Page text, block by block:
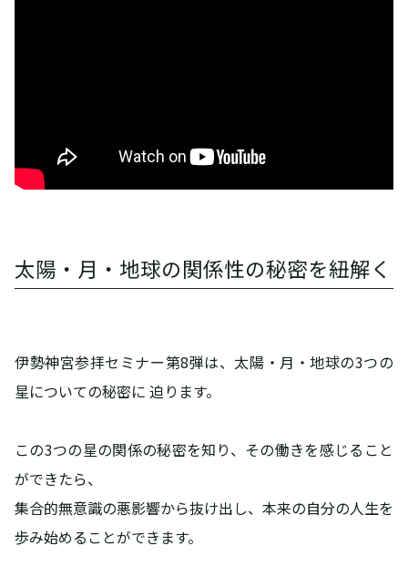
太陽・月・地球の関係性の秘密を紐解く
伊勢神宮参拝セミナー第8弾は、太陽・月・地球の3つの
星についての秘密に 迫ります。
この3つの星の関係の秘密を知り、その働きを感じること
ができたら、
集合的無意識の悪影響から抜け出し、本来の自分の人生を
歩み始めることができます。